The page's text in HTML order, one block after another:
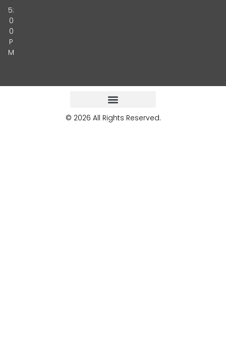
5:
0
0
P
M
© 2026 All Rights Reserved.